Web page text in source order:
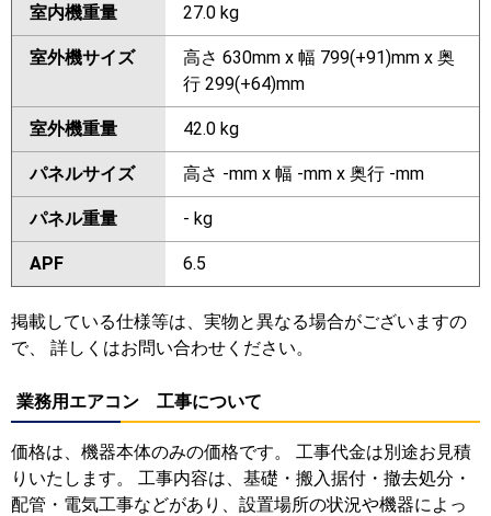
室内機重量 27.0 kg
室外機サイズ
高さ 630mm x 幅 799(+91)mm x 奥
行 299(+64)mm
室外機重量 42.0 kg
パネルサイズ 高さ -mm x 幅 -mm x 奥行 -mm
パネル重量 - kg
APF 6.5
掲載している仕様等は、実物と異なる場合がございますの
で、 詳しくはお問い合わせください。
業務用エアコン 工事について
価格は、機器本体のみの価格です。 工事代金は別途お見積
りいたします。 工事内容は、基礎・搬入据付・撤去処分・
配管・電気工事などがあり、設置場所の状況や機器によっ